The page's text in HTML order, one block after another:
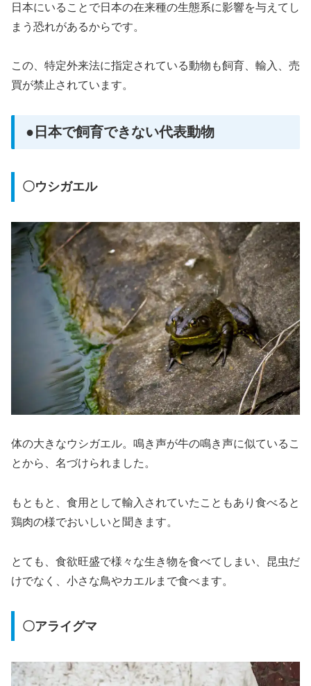
日本にいることで日本の在来種の生態系に影響を与えてし
まう恐れがあるからです。
この、特定外来法に指定されている動物も飼育、輸入、売
買が禁止されています。
●日本で飼育できない代表動物
〇ウシガエル
体の大きなウシガエル。鳴き声が牛の鳴き声に似ているこ
とから、名づけられました。
もともと、食用として輸入されていたこともあり食べると
鶏肉の様でおいしいと聞きます。
とても、食欲旺盛で様々な生き物を食べてしまい、昆虫だ
けでなく、小さな鳥やカエルまで食べます。
〇アライグマ